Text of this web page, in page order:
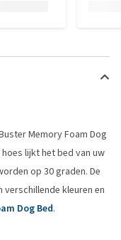
Memory Foam Dog
lijkt het bed van uw
op 30 graden. De
kleuren en
Dog Bed.